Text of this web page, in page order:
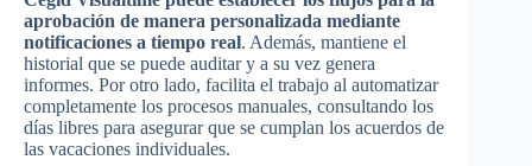
aprobación de manera personalizada mediante
notificaciones a tiempo real. Además, mantiene el
historial que se puede auditar y a su vez genera
informes. Por otro lado, facilita el trabajo al automatizar
completamente los procesos manuales, consultando los
días libres para asegurar que se cumplan los acuerdos de
las vacaciones individuales.